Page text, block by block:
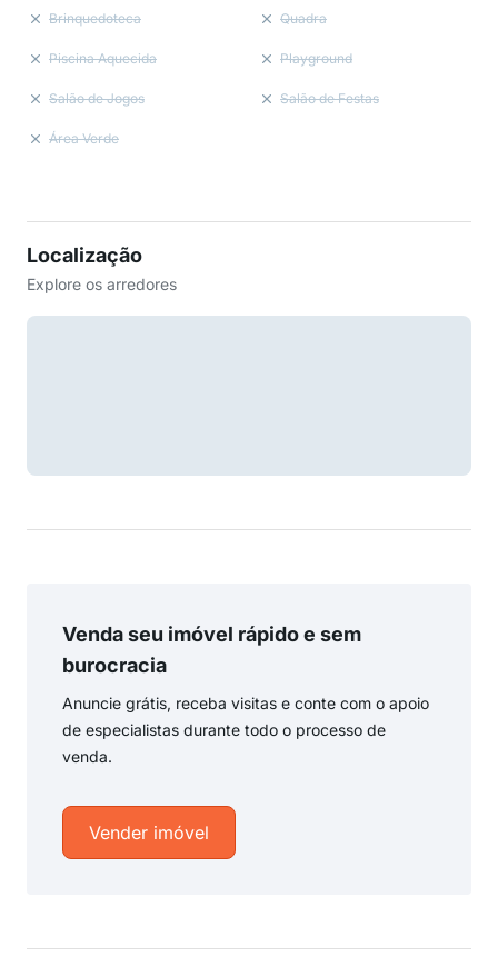
Brinquedoteca Quadra
Piscina Aquecida Playground
Salão de Jogos Salão de Festas
Área Verde
Localização
Explore os arredores
Venda seu imóvel rápido e sem
burocracia
Anuncie grátis, receba visitas e conte com o apoio
de especialistas durante todo o processo de
venda.
Vender imóvel